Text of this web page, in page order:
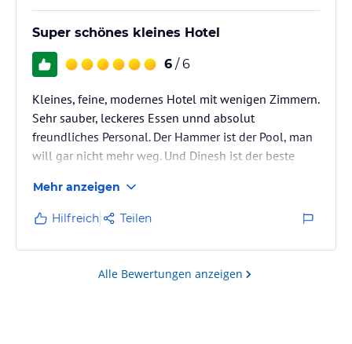
Super schönes kleines Hotel
6 / 6
Kleines, feine, modernes Hotel mit wenigen Zimmern.
Sehr sauber, leckeres Essen unnd absolut
freundliches Personal. Der Hammer ist der Pool, man
will gar nicht mehr weg. Und Dinesh ist der beste
Mehr anzeigen
Hilfreich Teilen
Alle Bewertungen anzeigen